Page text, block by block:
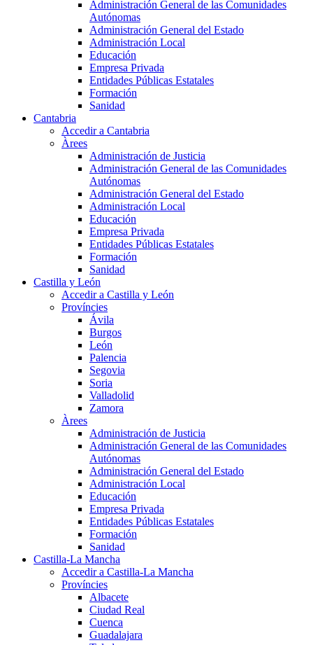
Administración General de las Comunidades
Autónomas
Administración General del Estado
Administración Local
Educación
Empresa Privada
Entidades Públicas Estatales
Formación
Sanidad
Cantabria
Accedir a Cantabria
Àrees
Administración de Justicia
Administración General de las Comunidades
Autónomas
Administración General del Estado
Administración Local
Educación
Empresa Privada
Entidades Públicas Estatales
Formación
Sanidad
Castilla y León
Accedir a Castilla y León
Províncies
Ávila
Burgos
León
Palencia
Segovia
Soria
Valladolid
Zamora
Àrees
Administración de Justicia
Administración General de las Comunidades
Autónomas
Administración General del Estado
Administración Local
Educación
Empresa Privada
Entidades Públicas Estatales
Formación
Sanidad
Castilla-La Mancha
Accedir a Castilla-La Mancha
Províncies
Albacete
Ciudad Real
Cuenca
Guadalajara